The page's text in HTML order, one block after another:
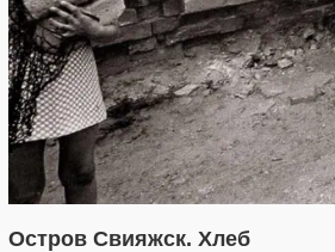
Остров Свияжск. Хлеб
1,405,781 29,243
16,581 179 589